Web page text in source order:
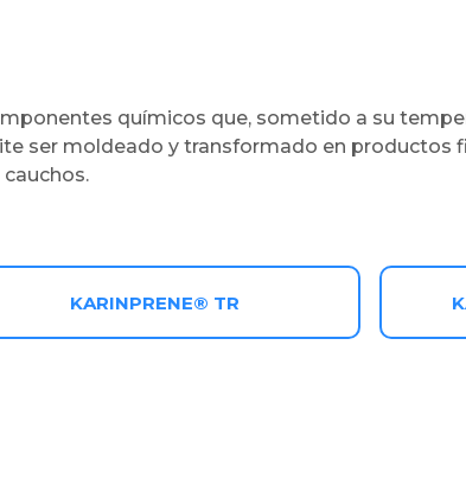
químicos que, sometido a su
ser moldeado y transformado en productos
KARINPRENE® TR